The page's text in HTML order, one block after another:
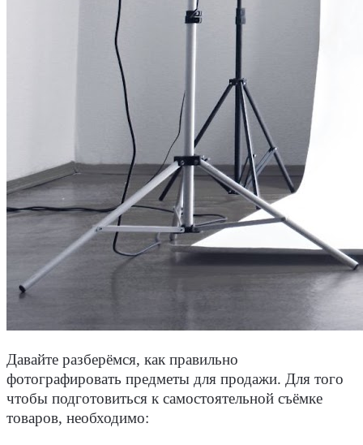
Давайте разберёмся, как правильно
фотографировать предметы для продажи. Для того
чтобы подготовиться к самостоятельной съёмке
товаров, необходимо: